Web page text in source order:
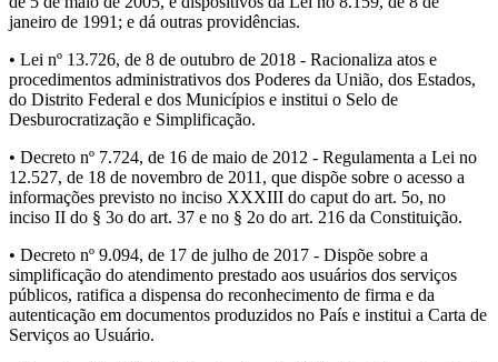
janeiro de 1991; e dá outras providências.
• Lei nº 13.726, de 8 de outubro de 2018 - Racionaliza atos e
procedimentos administrativos dos Poderes da União, dos Estados,
do Distrito Federal e dos Municípios e institui o Selo de
Desburocratização e Simplificação.
• Decreto nº 7.724, de 16 de maio de 2012 - Regulamenta a Lei no
12.527, de 18 de novembro de 2011, que dispõe sobre o acesso a
informações previsto no inciso XXXIII do caput do art. 5o, no
inciso II do § 3o do art. 37 e no § 2o do art. 216 da Constituição.
• Decreto nº 9.094, de 17 de julho de 2017 - Dispõe sobre a
simplificação do atendimento prestado aos usuários dos serviços
públicos, ratifica a dispensa do reconhecimento de firma e da
autenticação em documentos produzidos no País e institui a Carta de
Serviços ao Usuário.